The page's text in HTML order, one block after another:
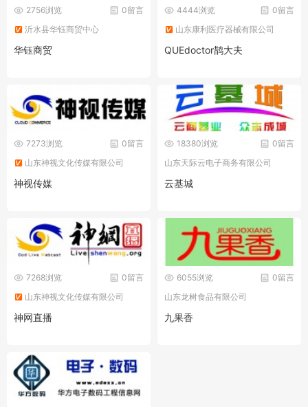
0留言
2756浏览
沂水县华钰商贸中心
华钰商贸
0留言
4444浏览
山东康利医疗器械有限公司
QUEdoctor鹊大夫
0留言
7273浏览
山东神视文化传媒有限公司
神视传媒
0留言
18380浏览
山东天际云电子商务有限公司
云基城
0留言
7268浏览
山东神视文化传媒有限公司
神网直播
0留言
6055浏览
山东龙树食品有限公司
九果香